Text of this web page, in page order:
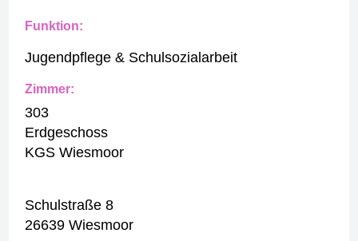
Funktion:
Jugendpflege & Schulsozialarbeit
Zimmer:
303
Erdgeschoss
KGS Wiesmoor
Schulstraße 8
26639 Wiesmoor